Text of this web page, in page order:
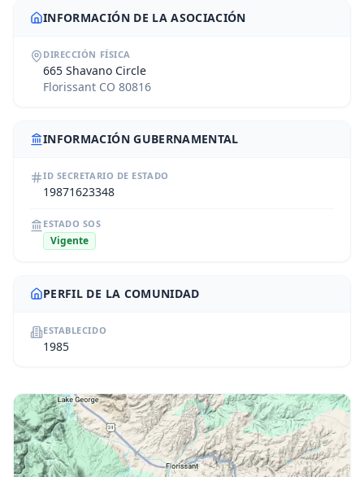
INFORMACIÓN DE LA ASOCIACIÓN
DIRECCIÓN FÍSICA
665 Shavano Circle
Florissant CO 80816
INFORMACIÓN GUBERNAMENTAL
ID SECRETARIO DE ESTADO
19871623348
ESTADO SOS
Vigente
PERFIL DE LA COMUNIDAD
ESTABLECIDO
1985